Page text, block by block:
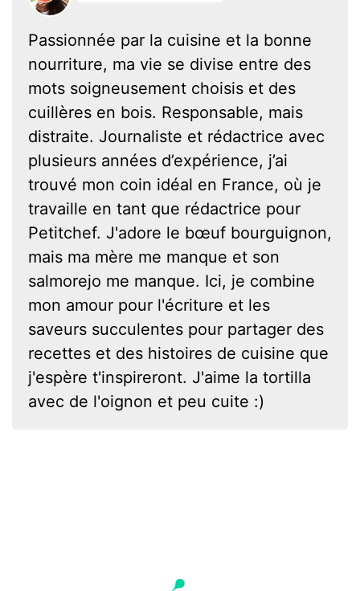
Passionnée par la cuisine et la bonne
nourriture, ma vie se divise entre des
mots soigneusement choisis et des
cuillères en bois. Responsable, mais
distraite. Journaliste et rédactrice avec
plusieurs années d’expérience, j’ai
trouvé mon coin idéal en France, où je
travaille en tant que rédactrice pour
Petitchef. J'adore le bœuf bourguignon,
mais ma mère me manque et son
salmorejo me manque. Ici, je combine
mon amour pour l'écriture et les
saveurs succulentes pour partager des
recettes et des histoires de cuisine que
j'espère t'inspireront. J'aime la tortilla
avec de l'oignon et peu cuite :)